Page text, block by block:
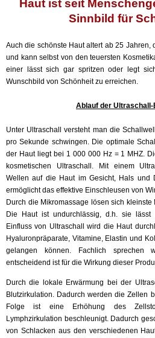
Haut ist seit
Sinnbild für
Auch die schönste Haut altert ab 25 Jahren,
und kann selbst von den teuersten
einer lässt sich gar spritzen oder legt
Wunschbild von Schönheit zu erreichen.
Ablauf der Ultraschall-
Unter Ultraschall versteht man die
pro Sekunde schwingen. Die optimale
der Haut liegt bei 1 000 000 Hz = 1 MHZ.
kosmetischen Ultraschall.
Mit einem
Wellen auf die Haut im Gesicht, Hals und
ermöglicht das effektive Einschleusen von
Durch die Mikromassage lösen sich
Die Haut ist undurchlässig, d.h. sie lässt
Einfluss von Ultraschall wird die Haut
Hyaluronpräparate, Vitamine, Elastin und
gelangen können. Fachlich sprechen
entscheidend ist für die Wirkung dieser
Durch die lokale Erwärmung bei der
Blutzirkulation. Dadurch werden die Zellen
Folge ist eine Erhöhung des
Lymphzirkulation beschleunigt. Dadurch
von Schlacken aus den verschiedenen